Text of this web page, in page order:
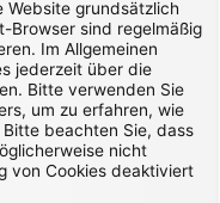
Website grundsätzlich
Browser sind regelmäßig
Im Allgemeinen
jederzeit über die
Bitte verwenden Sie
um zu erfahren, wie
beachten Sie, dass
nicht
von Cookies deaktiviert